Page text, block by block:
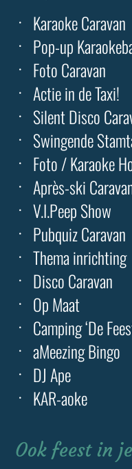
Karaoke Caravan
Pop-up
Foto Caravan
Actie in de Taxi!
Silent Disco
Swingende
Foto / Karaoke
Après-ski
V.I.Peep Show
Pubquiz Caravan
Thema inrichting
Disco Caravan
Op Maat
Camping ‘De
aMeezing Bingo
DJ Ape
KAR-aoke
Ook feest in